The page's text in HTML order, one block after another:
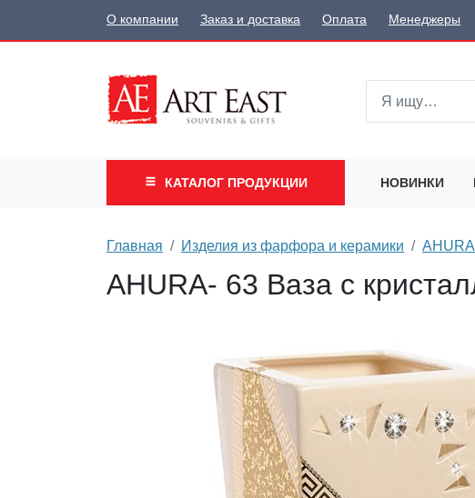
О компании Заказ и доставка Оплата Менеджеры
КАТАЛОГ ПРОДУКЦИИ НОВИНКИ
Главная Изделия из фарфора и керамики
AHURA- 63 Ваза с